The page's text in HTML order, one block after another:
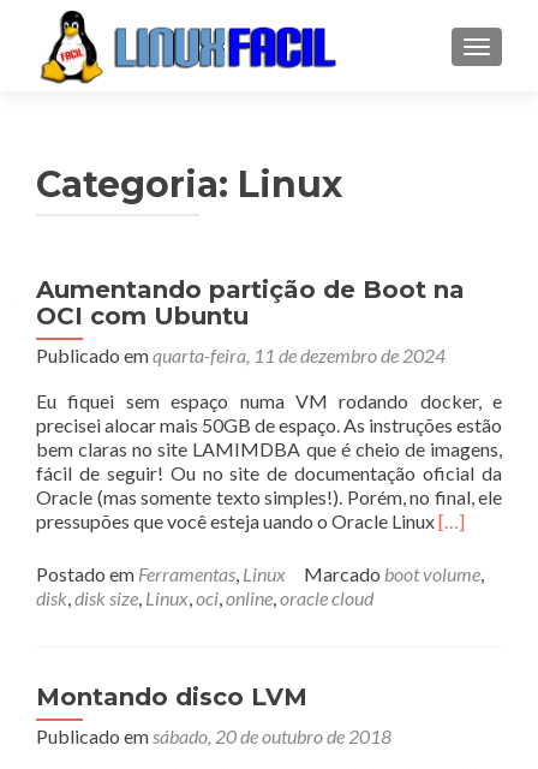
Categoria: Linux
Aumentando partição de Boot na
OCI com Ubuntu
Publicado emquarta-feira, 11 de dezembro de 2024
Eu fiquei sem espaço numa VM rodando docker, e
precisei alocar mais 50GB de espaço. As instruções estão
bem claras no site LAMIMDBA que é cheio de imagens,
fácil de seguir! Ou no site de documentação oficial da
Oracle (mas somente texto simples!). Porém, no final, ele
pressupões que você esteja uando o Oracle LinuxLeia
partição
[…]
Postado em Ferramentas, Linux Marcado boot volume,
disk,disk size, Linux,oci,online,oracle cloud
Montando disco LVM
Publicado emsábado, 20 de outubro de 2018
Navegação
por